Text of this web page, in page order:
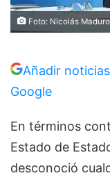
Foto: Nicolás
Añadir
Google
En términos
Estado de
desconoció